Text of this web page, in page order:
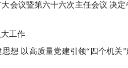
会议暨第六十六次主任会议 决定
工作
思想 以高质量党建引领“四个机关